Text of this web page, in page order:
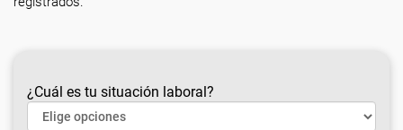
¿Cuál es tu situación laboral?